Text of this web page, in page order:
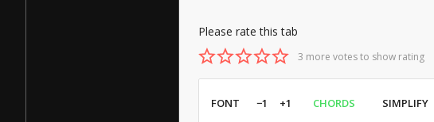
Please rate this tab
3 more votes to show rating
FONT −1 +1 CHORDS SIMPLIFY